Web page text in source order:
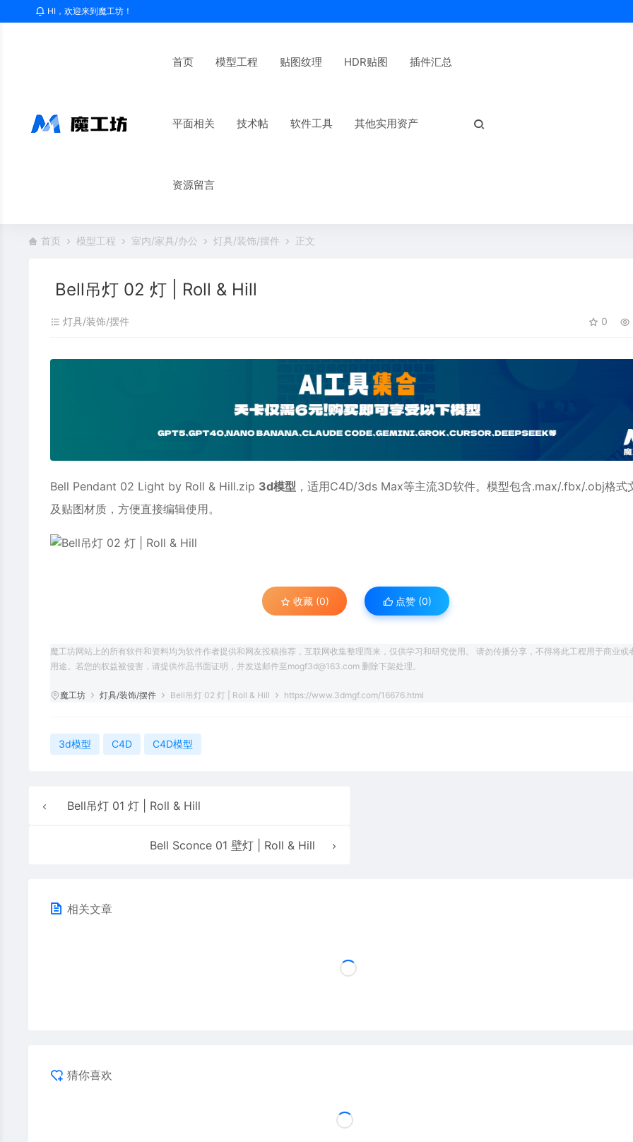
HI，欢迎来到魔工坊！
首页 模型工程 贴图纹理 HDR贴图 插件汇总
平面相关 技术帖 软件工具 其他实用资产
资源留言
首页 模型工程 室内/家具/办公 灯具/装饰/摆件 正文
Bell吊灯 02 灯 | Roll & Hill
灯具/装饰/摆件 0
Bell Pendant 02 Light by Roll & Hill.zip 3d模型 ，适用C4D/3ds Max等主流3D软件。模型包含.max/.fbx/.obj格式
及贴图材质，方便直接编辑使用。
收藏 (0) 点赞 (0)
魔工坊网站上的所有软件和资料均为软件作者提供和网友投稿推荐，互联网收集整理而来，仅供学习和研究使用。 请勿传播分享，不得将此工程用于商业或
用途。若您的权益被侵害，请提供作品书面证明，并发送邮件至mogf3d@163.com 删除下架处理。
魔工坊 灯具/装饰/摆件 Bell吊灯 02 灯 | Roll & Hill https://www.3dmgf.com/16676.html
3d模型 C4D C4D模型
Bell吊灯 01 灯 | Roll & Hill
Bell Sconce 01 壁灯 | Roll & Hill
相关文章
猜你喜欢